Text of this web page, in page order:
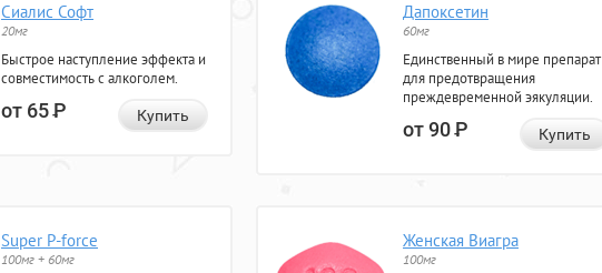
Сиалис Софт
20мг
Быстрое наступление эффекта и
совместимость с алкоголем.
от 65Р Купить
Дапоксетин
60мг
Единственный в мире препарат
для предотвращения
преждевременной эякуляции.
от 90Р Купить
Super P-force
100мг + 60мг
Женская Виагра
100мг